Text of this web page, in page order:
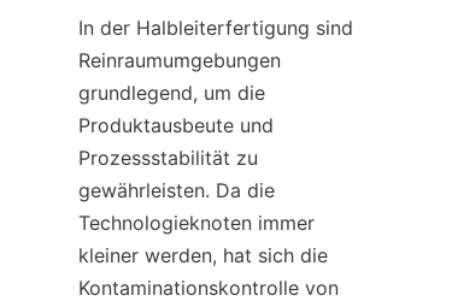
In der Halbleiterfertigung sind
Reinraumumgebungen
grundlegend, um die
Produktausbeute und
Prozessstabilität zu
gewährleisten. Da die
Technologieknoten immer
kleiner werden, hat sich die
Kontaminationskontrolle von